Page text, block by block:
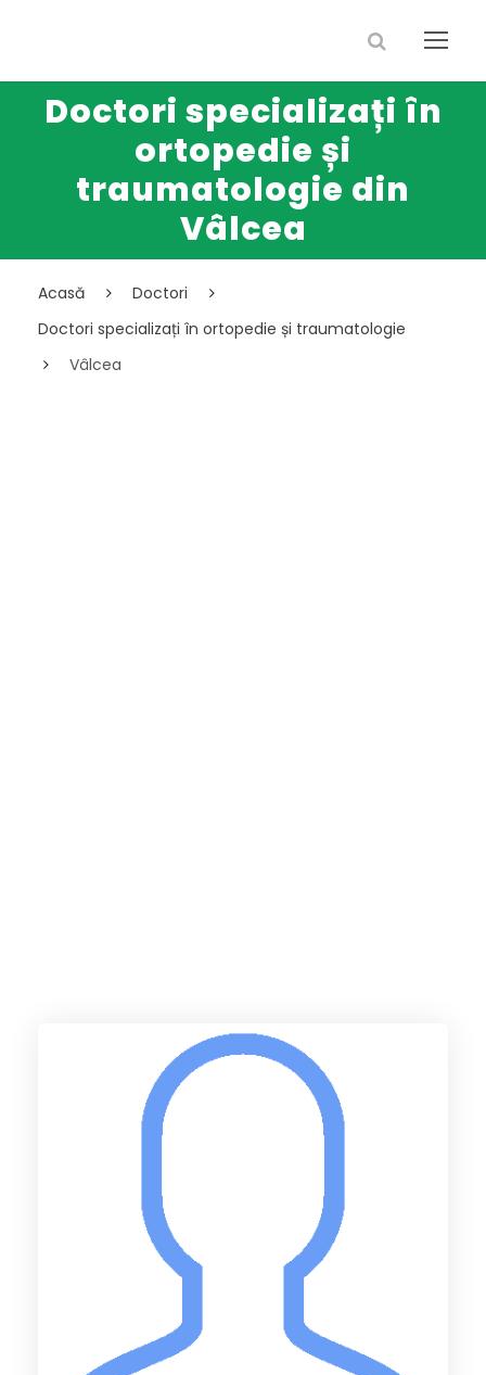
Doctori specializați în
ortopedie și
traumatologie din
Vâlcea
Acasă
Doctori
Doctori specializați în ortopedie și traumatologie
Vâlcea